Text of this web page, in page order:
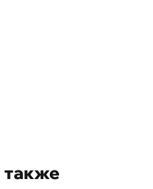
также